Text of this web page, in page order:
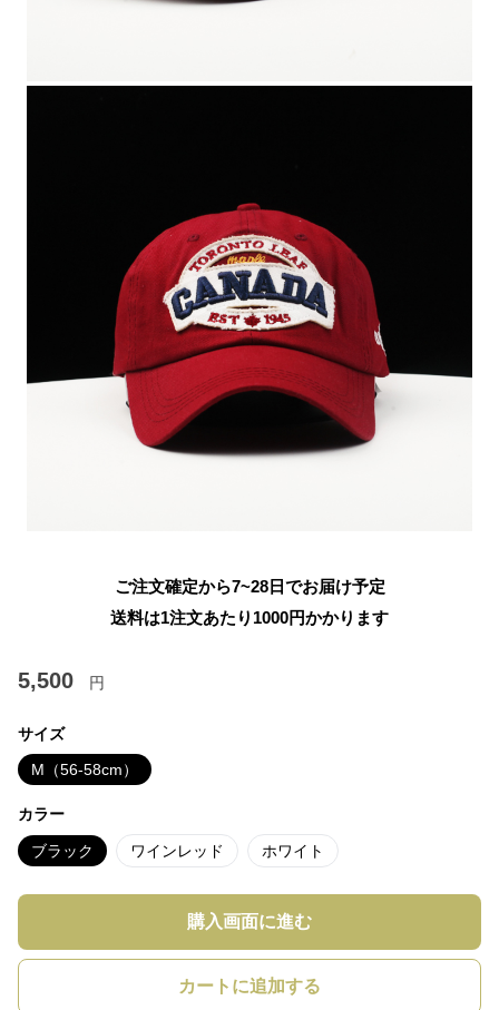
ご注文確定から7~28日でお届け予定
送料は1注文あたり 1000円かかります
5,500 円
サイズ
M（56-58cm）
カラー
ブラック ワインレッド ホワイト
購入画面に進む
カートに追加する